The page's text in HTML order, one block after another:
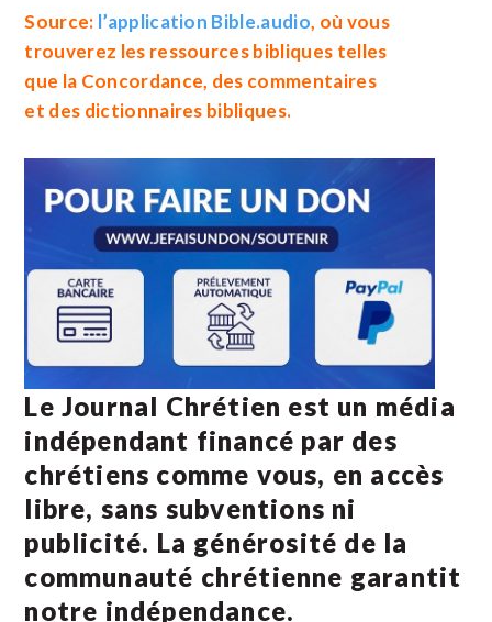
Source: l’application Bible.audio, où vous
trouverez les ressources bibliques telles
que la Concordance, des commentaires
et des dictionnaires bibliques.
Le Journal Chrétien est un média
indépendant financé par des
chrétiens comme vous, en accès
libre, sans subventions ni
publicité. La générosité de la
communauté chrétienne garantit
notre indépendance.